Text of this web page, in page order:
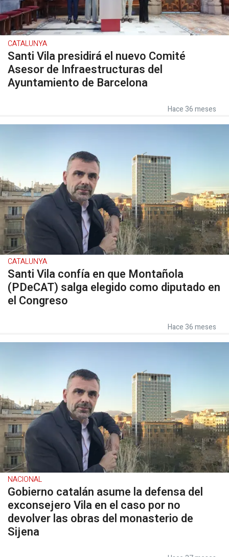
CATALUNYA
Santi Vila presidirá el nuevo Comité
Asesor de Infraestructuras del
Ayuntamiento de Barcelona
Hace 36 meses
CATALUNYA
Santi Vila confía en que Montañola
(PDeCAT) salga elegido como diputado en
el Congreso
Hace 36 meses
NACIONAL
Gobierno catalán asume la defensa del
exconsejero Vila en el caso por no
devolver las obras del monasterio de
Sijena